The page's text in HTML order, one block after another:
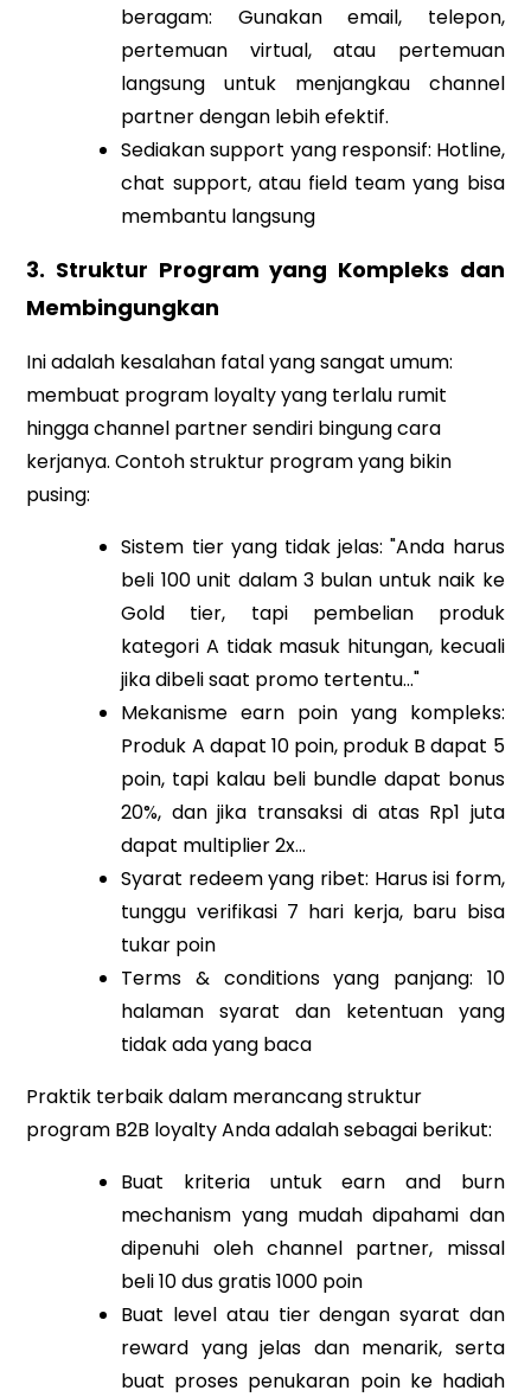
beragam: Gunakan email, telepon,
pertemuan virtual, atau pertemuan
langsung untuk menjangkau channel
partner dengan lebih efektif.
Sediakan support yang responsif: Hotline,
chat support, atau field team yang bisa
membantu langsung
3. Struktur Program yang Kompleks dan
Membingungkan
Ini adalah kesalahan fatal yang sangat umum:
membuat program loyalty yang terlalu rumit
hingga channel partner sendiri bingung cara
kerjanya. Contoh struktur program yang bikin
pusing:
Sistem tier yang tidak jelas: "Anda harus
beli 100 unit dalam 3 bulan untuk naik ke
Gold tier, tapi pembelian produk
kategori A tidak masuk hitungan, kecuali
jika dibeli saat promo tertentu..."
Mekanisme earn poin yang kompleks:
Produk A dapat 10 poin, produk B dapat 5
poin, tapi kalau beli bundle dapat bonus
20%, dan jika transaksi di atas Rp1 juta
dapat multiplier 2x...
Syarat redeem yang ribet: Harus isi form,
tunggu verifikasi 7 hari kerja, baru bisa
tukar poin
Terms & conditions yang panjang: 10
halaman syarat dan ketentuan yang
tidak ada yang baca
Praktik terbaik dalam merancang struktur
program B2B loyalty Anda adalah sebagai berikut:
Buat kriteria untuk earn and burn
mechanism yang mudah dipahami dan
dipenuhi oleh channel partner, missal
beli 10 dus gratis 1000 poin
Buat level atau tier dengan syarat dan
reward yang jelas dan menarik, serta
buat proses penukaran poin ke hadiah